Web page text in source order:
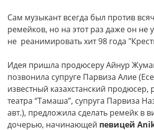
Сам музыкант всегда был против
ремейков, но на этот раз даже он не
не реанимировать хит 98 года
Идея пришла продюсеру Айнур
позвонила супруге Парвиза Алие
известный казахстанский продюсер,
театра “Тамаша”, супруга Парвиза
авт.), предложила сделать ремейк в
дочерью, начинающей певицей